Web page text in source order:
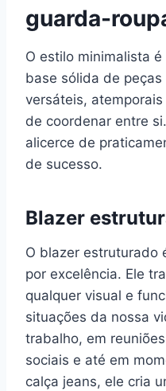
guarda-
O estilo minimalista
base sólida de
versáteis,
de coordenar entre
alicerce de
de sucesso.
Blazer
O blazer estruturado
por excelência. Ele
qualquer visual e
situações da nossa
trabalho, em
sociais e até em
calça jeans, ele cria